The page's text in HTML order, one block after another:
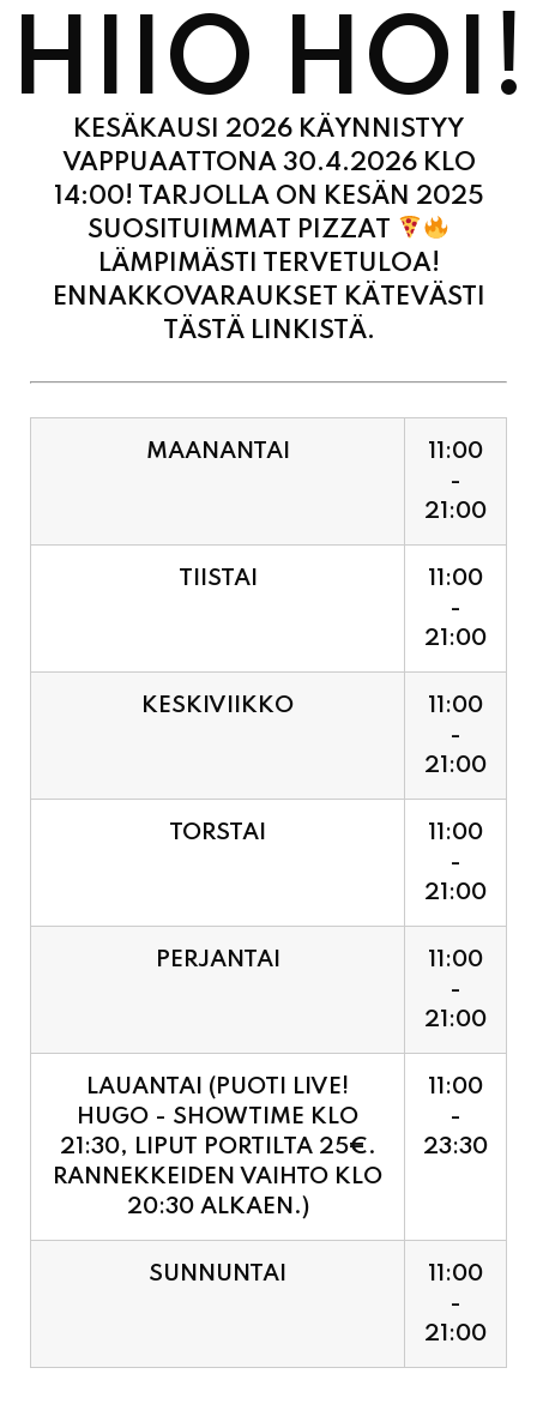
KESÄKAUSI 2026 KÄYNNISTYY
VAPPUAATTONA 30.4.2026 KLO
14:00! TARJOLLA ON KESÄN 2025
SUOSITUIMMAT PIZZAT
LÄMPIMÄSTI TERVETULOA!
ENNAKKOVARAUKSET KÄTEVÄSTI
TÄSTÄ LINKISTÄ.
-
21:00
11:00
-
21:00
11:00
-
21:00
11:00
-
21:00
11:00
-
21:00
21:30, LIPUT PORTILTA 25€.
RANNEKKEIDEN VAIHTO KLO
20:30 ALKAEN.)
11:00
-
23:30
SUNNUNTAI
21:00